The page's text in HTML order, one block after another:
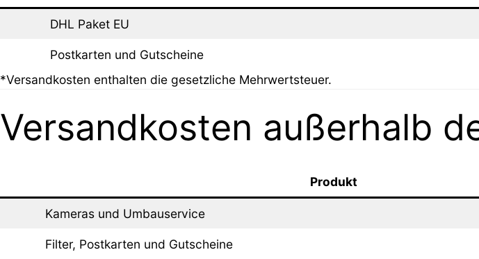
DHL Paket EU
Postkarten und Gutscheine
*Versandkosten enthalten die gesetzliche Mehrwertsteuer.
Versandkosten außerhalb
Produkt
Kameras und Umbauservice
Filter, Postkarten und Gutscheine